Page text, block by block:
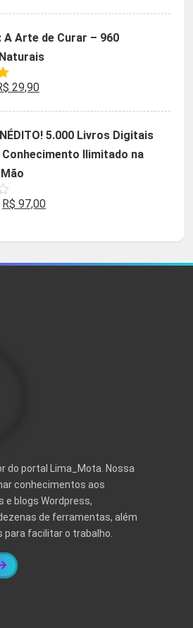
R$ 85,90.
é:
R$ 9,90.
A Arte de Curar – 960
R$ 49,90.
29,90O
é:
R$ 29,90.
5.000 Livros Digitais
Ilimitado na
O
original
era:
R$ 97,00O
atual
é:
do portal Lima_Mota. Nossa
conhecimentos aos
e blogs Wordpress,
de ferramentas, além
facilitar o trabalho.